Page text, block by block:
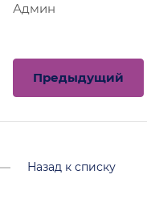
Админ
Предыдущий
Назад к списку